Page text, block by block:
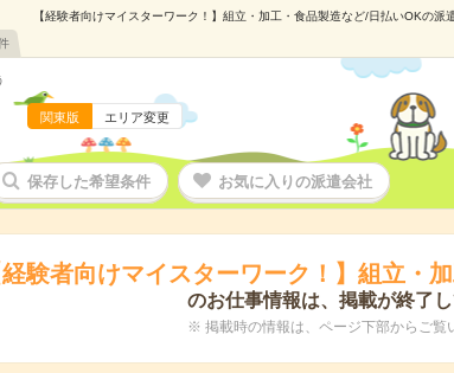
【経験者向けマイスターワーク！】組立・加工・食品製造など/日払いOKの
関東版 エリア変更
保存した希望条件 お気に入りの派遣会社
経験者向けマイスターワーク！】組立・
のお仕事情報は、掲載が終了し
※ 掲載時の情報は、ページ下部からご覧